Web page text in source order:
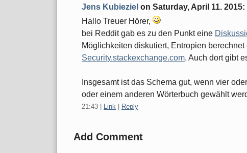
Jens Kubieziel on Saturday, April 11. 2015:
Hallo Treuer Hörer,
bei Reddit gab es zu den Punkt eine
Möglichkeiten diskutiert, Entropien
Security.stackexchange.com. Auch dort gibt
Insgesamt ist das Schema gut, wenn vier
oder einem anderen Wörterbuch gewählt
21:43 Link Reply
Add Comment